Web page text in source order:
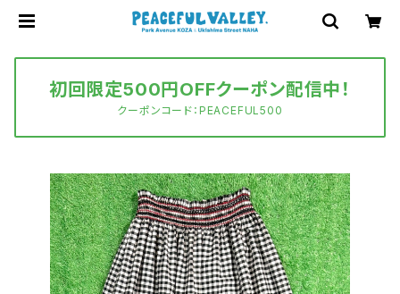
初回限定500円OFFクーポン配信中！
クーポンコード：PEACEFUL500